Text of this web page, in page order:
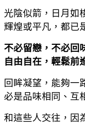
光陰似箭，日月如
輝煌或平凡，都已
不必留戀，不必回
自由自在，輕鬆前
回眸凝望，能夠一
必是品味相同、互
和這些人交往，因